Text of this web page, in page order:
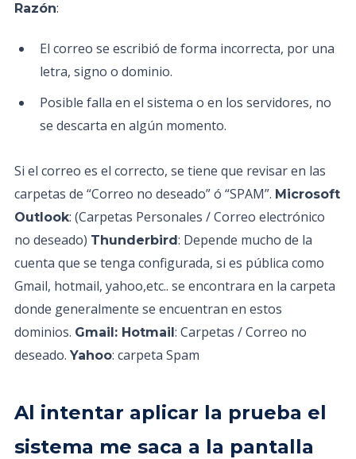
Razón:
El correo se escribió de forma incorrecta, por una
letra, signo o dominio.
Posible falla en el sistema o en los servidores, no
se descarta en algún momento.
Si el correo es el correcto, se tiene que revisar en las
carpetas de “Correo no deseado” ó “SPAM”. Microsoft
Outlook: (Carpetas Personales / Correo electrónico
no deseado) Thunderbird: Depende mucho de la
cuenta que se tenga configurada, si es pública como
Gmail, hotmail, yahoo,etc.. se encontrara en la carpeta
donde generalmente se encuentran en estos
dominios. Gmail: Hotmail: Carpetas / Correo no
deseado. Yahoo: carpeta Spam
Al intentar aplicar la prueba el
sistema me saca a la pantalla